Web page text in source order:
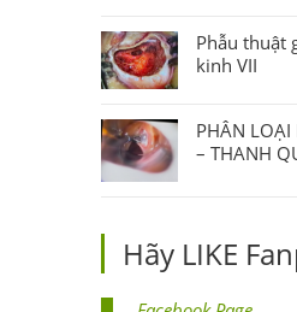
Phẫu thuật
kinh VII
PHÂN LOẠI
– THANH
Hãy LIKE